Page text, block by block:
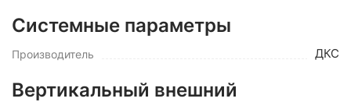
Системные параметры
Производитель ДКС
Вертикальный внешний